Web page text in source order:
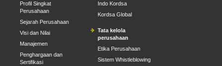
Profil Singkat
Perusahaan
Sejarah Perusahaan
Visi dan Nilai
Manajemen
Penghargaan dan
Sertifikasi
Indo Kordsa
Kordsa Global
Tata kelola
perusahaan
Etika Perusahaan
Sistem Whistleblowing